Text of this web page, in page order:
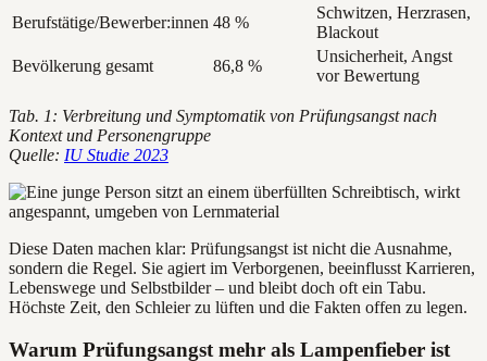
Berufstätige/Bewerber:innen 48 %
Schwitzen, Herzrasen,
Blackout
Bevölkerung gesamt
86,8 %
Unsicherheit, Angst
vor Bewertung
Tab. 1: Verbreitung und Symptomatik von Prüfungsangst nach
Kontext und Personengruppe
Quelle: IU Studie 2023
Diese Daten machen klar: Prüfungsangst ist nicht die Ausnahme,
sondern die Regel. Sie agiert im Verborgenen, beeinflusst Karrieren,
Lebenswege und Selbstbilder – und bleibt doch oft ein Tabu.
Höchste Zeit, den Schleier zu lüften und die Fakten offen zu legen.
Warum Prüfungsangst mehr als Lampenfieber ist